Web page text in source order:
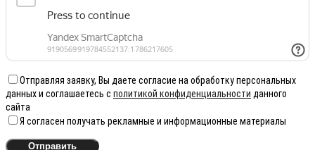
Отправляя заявку, Вы даете согласие на обработку персональных
данных и соглашаетесь с политикой конфиденциальности данного
сайта
Я согласен получать рекламные и информационные материалы